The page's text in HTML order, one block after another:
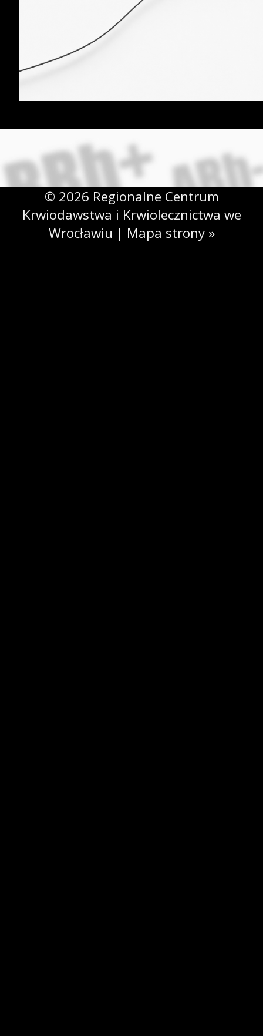
© 2026 Regionalne Centrum
Krwiodawstwa i Krwiolecznictwa we
Wrocławiu | Mapa strony »